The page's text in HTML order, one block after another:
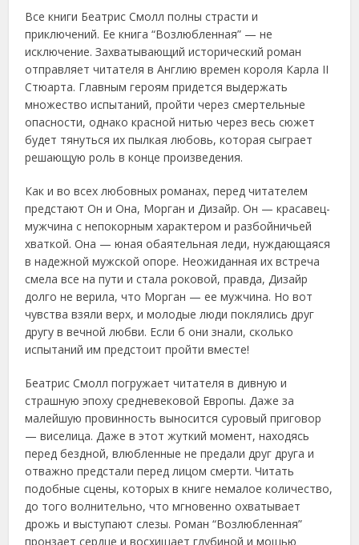
Все книги Беатрис Смолл полны страсти и
приключений. Ее книга “Возлюбленная” — не
исключение. Захватывающий исторический роман
отправляет читателя в Англию времен короля Карла II
Стюарта. Главным героям придется выдержать
множество испытаний, пройти через смертельные
опасности, однако красной нитью через весь сюжет
будет тянуться их пылкая любовь, которая сыграет
решающую роль в конце произведения.
Как и во всех любовных романах, перед читателем
предстают Он и Она, Морган и Дизайр. Он — красавец-
мужчина с непокорным характером и разбойничьей
хваткой. Она — юная обаятельная леди, нуждающаяся
в надежной мужской опоре. Неожиданная их встреча
смела все на пути и стала роковой, правда, Дизайр
долго не верила, что Морган — ее мужчина. Но вот
чувства взяли верх, и молодые люди поклялись друг
другу в вечной любви. Если б они знали, сколько
испытаний им предстоит пройти вместе!
Беатрис Смолл погружает читателя в дивную и
страшную эпоху средневековой Европы. Даже за
малейшую провинность выносится суровый приговор
— виселица. Даже в этот жуткий момент, находясь
перед бездной, влюбленные не предали друг друга и
отважно предстали перед лицом смерти. Читать
подобные сцены, которых в книге немалое количество,
до того волнительно, что мгновенно охватывает
дрожь и выступают слезы. Роман “Возлюбленная”
пронзает сердце и восхищает глубиной и мощью